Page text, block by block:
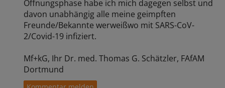
Öffnungsphase habe ich mich dagegen selbst und
davon unabhängig alle meine geimpften
Freunde/Bekannte werweißwo mit SARS-CoV-
2/Covid-19 infiziert.
Mf+kG, Ihr Dr. med. Thomas G. Schätzler, FAfAM
Dortmund